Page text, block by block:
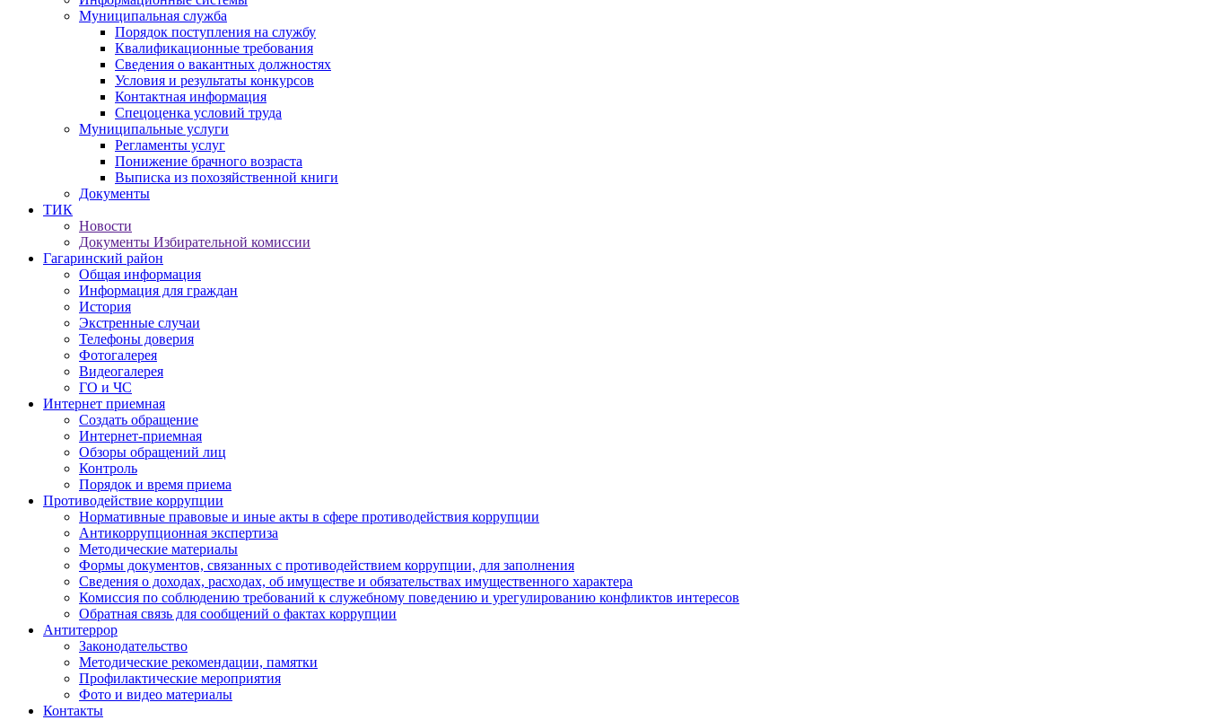
Муниципальная служба
Порядок поступления на службу
Квалификационные требования
Сведения о вакантных должностях
Условия и результаты конкурсов
Контактная информация
Спецоценка условий труда
Муниципальные услуги
Регламенты услуг
Понижение брачного возраста
Выписка из похозяйственной книги
Документы
ТИК
Новости
Документы Избирательной комиссии
Гагаринский район
Общая информация
Информация для граждан
История
Экстренные случаи
Телефоны доверия
Фотогалерея
Видеогалерея
ГО и ЧС
Интернет приемная
Создать обращение
Интернет-приемная
Обзоры обращений лиц
Контроль
Порядок и время приема
Противодействие коррупции
Нормативные правовые и иные акты в сфере противодействия коррупции
Антикоррупционная экспертиза
Методические материалы
Формы документов, связанных с противодействием коррупции, для заполнения
Сведения о доходах, расходах, об имуществе и обязательствах имущественного характера
Комиссия по соблюдению требований к служебному поведению и урегулированию конфликтов интересов
Обратная связь для сообщений о фактах коррупции
Антитеррор
Законодательство
Методические рекомендации, памятки
Профилактические мероприятия
Фото и видео материалы
Контакты